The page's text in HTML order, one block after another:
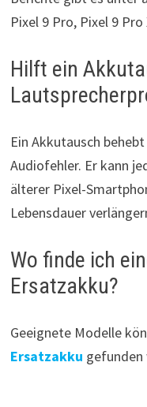
Pixel 9 Pro, Pixel 9
Hilft ein
Ein Akkutausch
Audiofehler. Er kann
älterer Pixel-
Lebensdauer
Wo finde ich
Ersatzakku?
Geeignete Modelle
Ersatzakku gefunden